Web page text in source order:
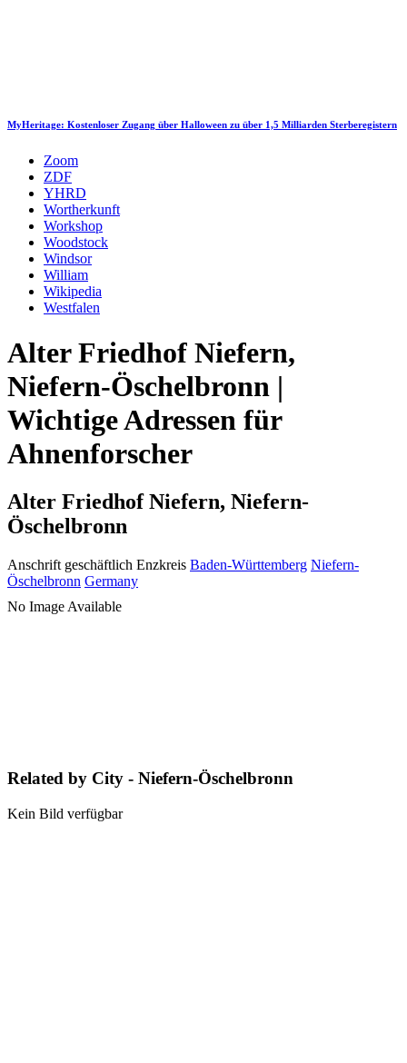
MyHeritage: Kostenloser Zugang über Halloween zu über 1,5 Milliarden Sterberegistern
Zoom
ZDF
YHRD
Wortherkunft
Workshop
Woodstock
Windsor
William
Wikipedia
Westfalen
Alter Friedhof Niefern,
Niefern-Öschelbronn |
Wichtige Adressen für
Ahnenforscher
Alter Friedhof Niefern, Niefern-
Öschelbronn
Anschrift geschäftlich Enzkreis Baden-Württemberg Niefern-
Öschelbronn Germany
No Image Available
Related by City - Niefern-Öschelbronn
Kein Bild verfügbar